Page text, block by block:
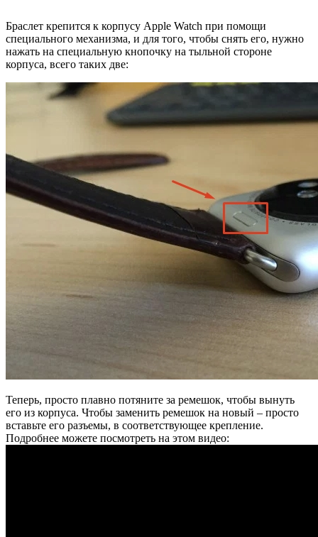
Браслет крепится к корпусу Apple Watch при помощи
специального механизма, и для того, чтобы снять его, нужно
нажать на специальную кнопочку на тыльной стороне
корпуса, всего таких две:
Теперь, просто плавно потяните за ремешок, чтобы вынуть
его из корпуса. Чтобы заменить ремешок на новый – просто
вставьте его разъемы, в соответствующее крепление.
Подробнее можете посмотреть на этом видео: